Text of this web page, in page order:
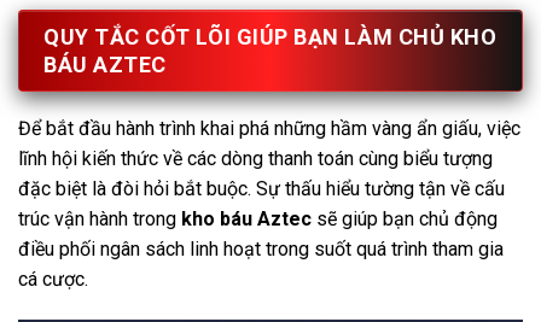
QUY TẮC CỐT LÕI GIÚP BẠN LÀM CHỦ KHO
BÁU AZTEC
Để bắt đầu hành trình khai phá những hầm vàng ẩn giấu, việc
lĩnh hội kiến thức về các dòng thanh toán cùng biểu tượng
đặc biệt là đòi hỏi bắt buộc. Sự thấu hiểu tường tận về cấu
trúc vận hành trong kho báu Aztec sẽ giúp bạn chủ động
điều phối ngân sách linh hoạt trong suốt quá trình tham gia
cá cược.